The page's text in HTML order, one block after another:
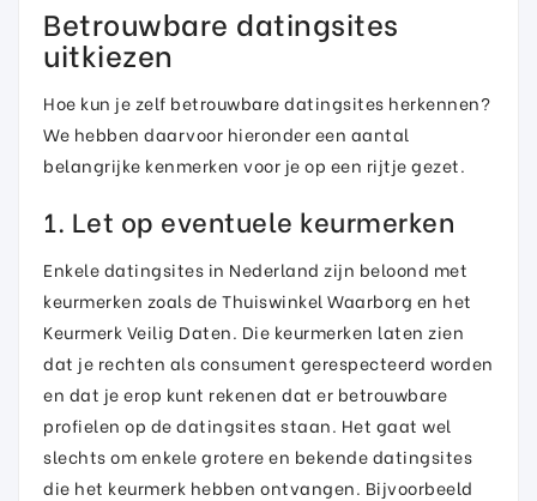
Betrouwbare datingsites
uitkiezen
Hoe kun je zelf betrouwbare datingsites herkennen?
We hebben daarvoor hieronder een aantal
belangrijke kenmerken voor je op een rijtje gezet.
1. Let op eventuele keurmerken
Enkele datingsites in Nederland zijn beloond met
keurmerken zoals de Thuiswinkel Waarborg en het
Keurmerk Veilig Daten. Die keurmerken laten zien
dat je rechten als consument gerespecteerd worden
en dat je erop kunt rekenen dat er betrouwbare
profielen op de datingsites staan. Het gaat wel
slechts om enkele grotere en bekende datingsites
die het keurmerk hebben ontvangen. Bijvoorbeeld